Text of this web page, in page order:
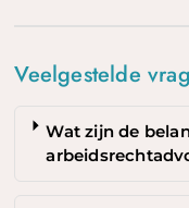
Veelgestelde
Wat zijn de